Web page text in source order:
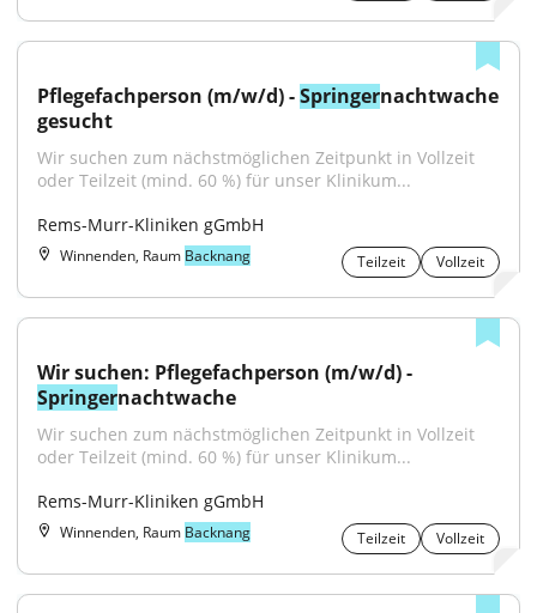
Pflegefachperson (m/w/d) - Springernachtwache
gesucht
Wir suchen zum nächstmöglichen Zeitpunkt in Vollzeit
oder Teilzeit (mind. 60 %) für unser Klinikum...
Rems-Murr-Kliniken gGmbH
Winnenden, Raum Backnang Teilzeit Vollzeit
Springernachtwache
Wir suchen zum nächstmöglichen Zeitpunkt in Vollzeit
oder Teilzeit (mind. 60 %) für unser Klinikum...
Rems-Murr-Kliniken gGmbH
Winnenden, Raum Backnang Teilzeit Vollzeit